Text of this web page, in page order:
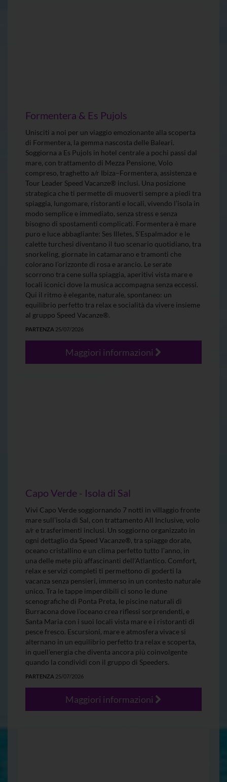
Formentera & Es Pujols
Unisciti a noi per un viaggio emozionante alla scoperta
di Formentera, la gemma nascosta delle Baleari.
Soggiorna a Es Pujols in hotel centrale a pochi passi dal
mare, con trattamento di Mezza Pensione, Volo
compreso, traghetto a/r Ibiza–Formentera, assistenza e
Tour Leader Speed Vacanze® inclusi. Una posizione
strategica che ti permette di muoverti sempre a piedi tra
spiaggia, lungomare, ristoranti e locali, vivendo l’isola in
modo semplice e immediato, senza stress e senza
bisogno di spostamenti complicati. Formentera è mare
puro e luce abbagliante: Ses Illetes, S’Espalmador e le
calette turchesi diventano il tuo scenario quotidiano, tra
snorkeling, giornate in catamarano e tramonti che
colorano l’orizzonte di rosa e arancio. Le serate
scorrono tra cene sulla spiaggia, aperitivi vista mare e
locali iconici dove la musica accompagna senza eccessi.
Qui il ritmo è elegante, naturale, spontaneo: un
equilibrio perfetto tra relax e socialità da vivere insieme
al gruppo Speed Vacanze®.
PARTENZA 25/07/2026
Maggiori informazioni
Capo Verde - Isola di Sal
Vivi Capo Verde soggiornando 7 notti in villaggio fronte
mare sull’isola di Sal, con trattamento All Inclusive, volo
a/r e trasferimenti inclusi. Un soggiorno organizzato in
ogni dettaglio da Speed Vacanze®, tra spiagge dorate,
oceano cristallino e un clima perfetto tutto l’anno, in
una delle mete più affascinanti dell’Atlantico. Comfort,
relax e servizi completi ti permettono di goderti la
vacanza senza pensieri, immerso in un contesto naturale
unico. Tra le tappe imperdibili ci sono le dune
scenografiche di Ponta Preta, le piscine naturali di
Burracona dove l’oceano crea riflessi sorprendenti, e
Santa Maria con i suoi locali vista mare e i ristoranti di
pesce fresco. Escursioni, mare e atmosfera vivace si
alternano in un equilibrio perfetto tra relax e scoperta,
in quell’energia che diventa ancora più coinvolgente
quando la condividi con il gruppo di Speeders.
PARTENZA 25/07/2026
Maggiori informazioni